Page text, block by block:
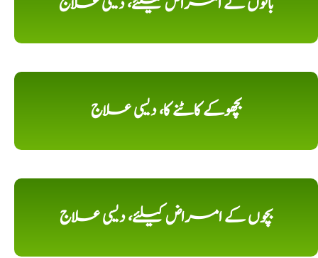
بچھوکے کاٹنے کا، دیسی علاج
بچوں کے امراض کیلئے، دیسی علاج